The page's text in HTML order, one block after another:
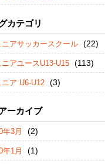
カテゴリ
ニアサッカースクール (22)
ニアユースU13-U15 (113)
ニア U6-U12 (3)
ーカイブ
年3月 (2)
年1月 (1)